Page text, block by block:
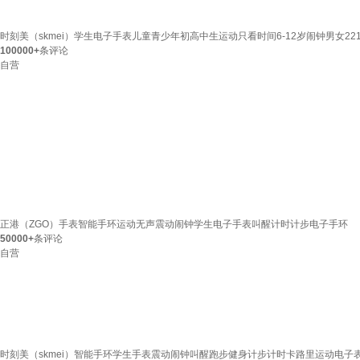
时刻美（skmei）学生电子手表儿童青少年初高中生运动只看时间6-12岁闹钟男女
100000+条评论
自营
正港（ZGO）手表智能手环运动无声震动闹钟学生电子手表叫醒计时计步电子手环
50000+条评论
自营
时刻美（skmei）智能手环学生手表震动闹钟叫醒跑步健身计步计时卡路里运动电子